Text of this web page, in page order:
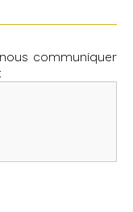
communiquer